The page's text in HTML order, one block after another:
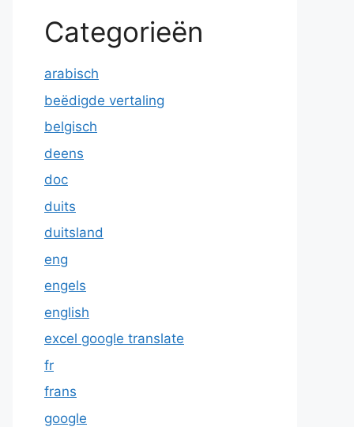
Categorieën
arabisch
beëdigde vertaling
belgisch
deens
doc
duits
duitsland
eng
engels
english
excel google translate
fr
frans
google